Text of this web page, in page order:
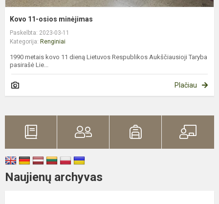
Kovo 11-osios minėjimas
Paskelbta: 2023-03-11
Kategorija: Renginiai
1990 metais kovo 11 dieną Lietuvos Respublikos Aukščiausioji Taryba
pasirašė Lie...
Plačiau
Naujienų archyvas